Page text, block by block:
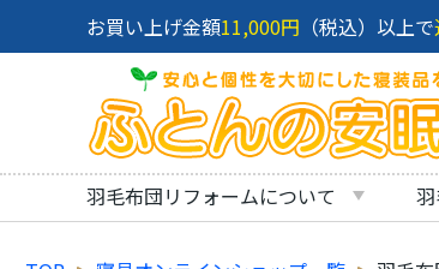
お買い上げ金額11,000円 （税込）以上で
羽毛布団リフォームについて